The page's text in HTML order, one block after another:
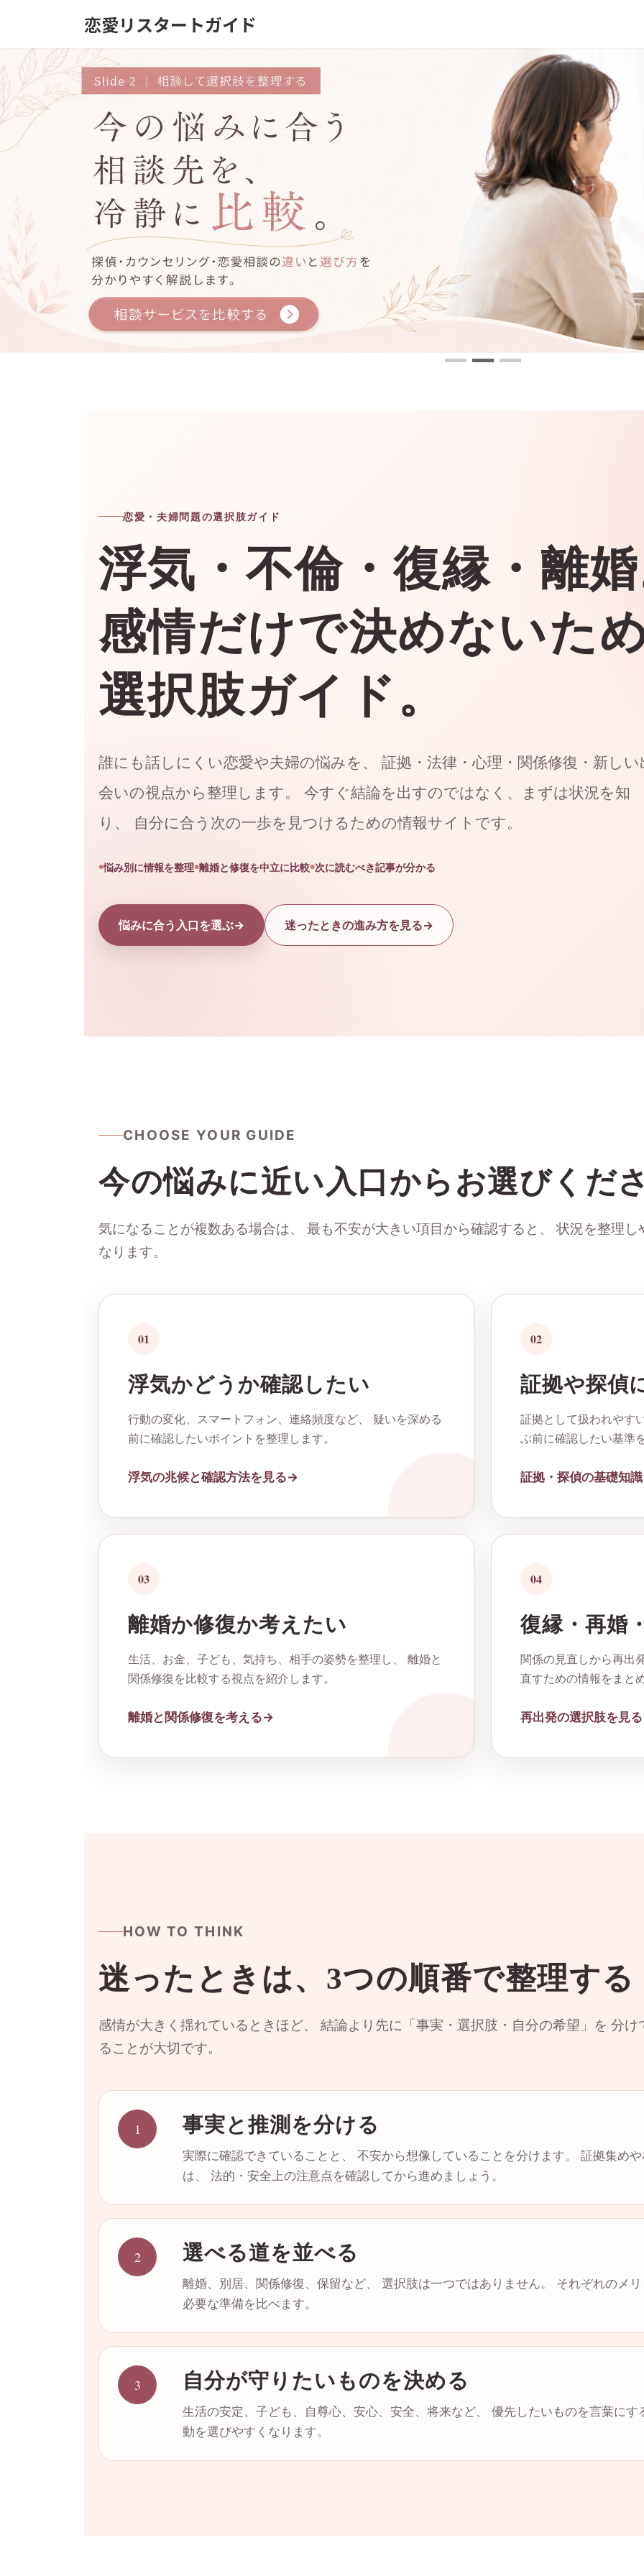
ツ
へ
キ
ッ
シ
ョ
に
移
恋愛リスタートガイド
恋愛・夫婦問題の選択肢ガイド
浮気・不倫・復縁・離
感情だけで決めないた
選択肢ガイド。
誰にも話しにくい恋愛や夫婦の悩みを、 証拠・法律・心理・関係修復・新しい
会いの視点から整理します。 今すぐ結論を出すのではなく、まずは状況を知
り、 自分に合う次の一歩を見つけるための情報サイトです。
悩み別に情報を整理 離婚と修復を中立に比較 次に読むべき記事が分かる
悩みに合う入口を選ぶ 迷ったときの進み方を見る
CHOOSE YOUR GUIDE
今の悩みに近い入口からお選びくだ
気になることが複数ある場合は、 最も不安が大きい項目から確認すると、 状況を整理し
なります。
01
浮気かどうか確認したい
行動の変化、スマートフォン、連絡頻度など、 疑いを深める
前に確認したいポイントを整理します。
浮気の兆候と確認方法を見る
02
証拠や探偵
証拠として扱われやす
ぶ前に確認したい基準
証拠・探偵の基礎知
03
離婚か修復か考えたい
生活、お金、子ども、気持ち、相手の姿勢を整理し、 離婚と
関係修復を比較する視点を紹介します。
離婚と関係修復を考える
04
復縁・再婚
関係の見直しから再出
直すための情報をまと
再出発の選択肢を見る
HOW TO THINK
迷ったときは、3つの順番で整理する
感情が大きく揺れているときほど、 結論より先に「事実・選択肢・自分の希望」を 分け
ることが大切です。
1 事実と推測を分ける
実際に確認できていることと、 不安から想像していることを分けます。 証拠集め
は、 法的・安全上の注意点を確認してから進めましょう。
2 選べる道を並べる
離婚、別居、関係修復、保留など、 選択肢は一つではありません。 それぞれのメ
必要な準備を比べます。
3 自分が守りたいものを決める
生活の安定、子ども、自尊心、安心、安全、将来など、 優先したいものを言葉にす
動を選びやすくなります。